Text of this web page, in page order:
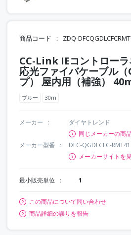
商品コード ZDQ-
CC-Link IEコントロー
応光ファイバケーブル
プ） 屋内用（補強）
ブルー 30m
メーカー
ダイヤトレンド
同じメーカーの商
メーカー型番
DFC-QGDLCFC-RMT41
メーカーサイトを
最小販売単位 1
この商品について問い合わせ
商品詳細の誤りを報告